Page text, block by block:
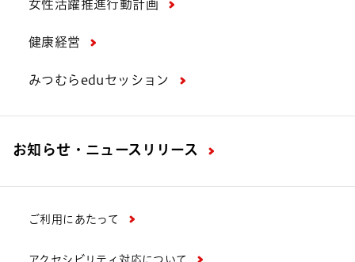
女性活躍推進行動計画
健康経営
みつむらeduセッション
お知らせ・ニュースリリース
ご利用にあたって
アクセシビリティ対応について